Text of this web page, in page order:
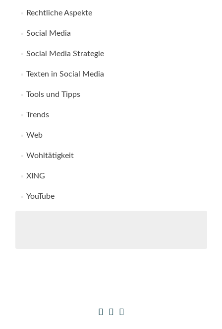
Rechtliche Aspekte
Social Media
Social Media Strategie
Texten in Social Media
Tools und Tipps
Trends
Web
Wohltätigkeit
XING
YouTube